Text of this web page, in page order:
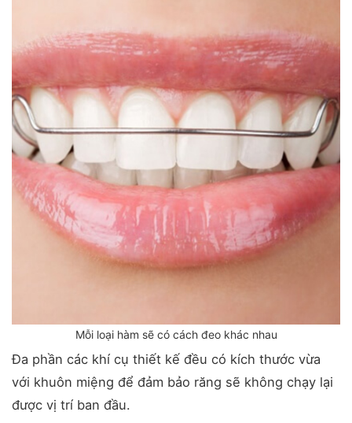
Mỗi loại hàm sẽ có cách đeo khác nhau
Đa phần các khí cụ thiết kế đều có kích thước vừa
với khuôn miệng để đảm bảo răng sẽ không chạy lại
được vị trí ban đầu.